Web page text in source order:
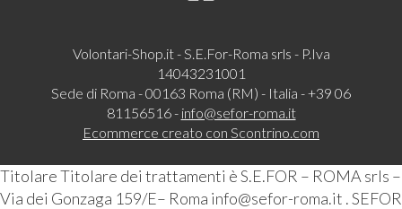
Volontari-Shop.it - S.E.For-Roma srls - P.Iva
14043231001
Sede di Roma - 00163 Roma (RM) - Italia - +39 06
81156516 - info@sefor-roma.it
Ecommerce creato con Scontrino.com
Titolare Titolare dei trattamenti è S.E.FOR – ROMA srls –
Via dei Gonzaga 159/E– Roma info@sefor-roma.it . SEFOR